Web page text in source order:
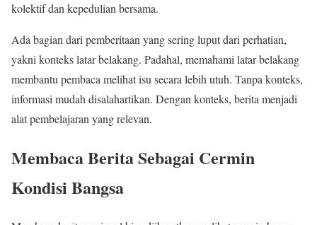
kolektif dan kepedulian bersama.
Ada bagian dari pemberitaan yang sering luput dari perhatian,
yakni konteks latar belakang. Padahal, memahami latar belakang
membantu pembaca melihat isu secara lebih utuh. Tanpa konteks,
informasi mudah disalahartikan. Dengan konteks, berita menjadi
alat pembelajaran yang relevan.
Membaca Berita Sebagai Cermin
Kondisi Bangsa